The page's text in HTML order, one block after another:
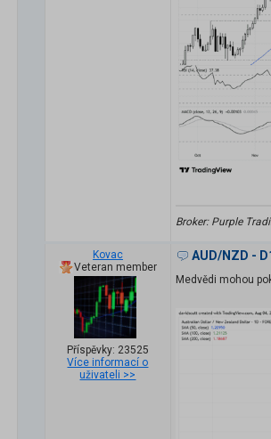
Broker: Purple
Kovac
Veteran member
Příspěvky: 23525
Více informací o
uživateli >>
AUD/NZD -
Medvědi mohou